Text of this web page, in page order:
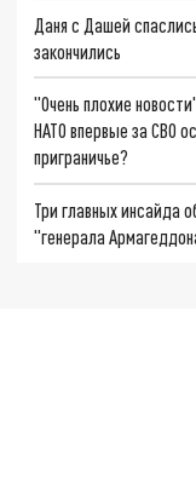
Даня с Дашей
закончились
"Очень плохие
НАТО впервые за СВО
приграничье?
Три главных инсайда
"генерала